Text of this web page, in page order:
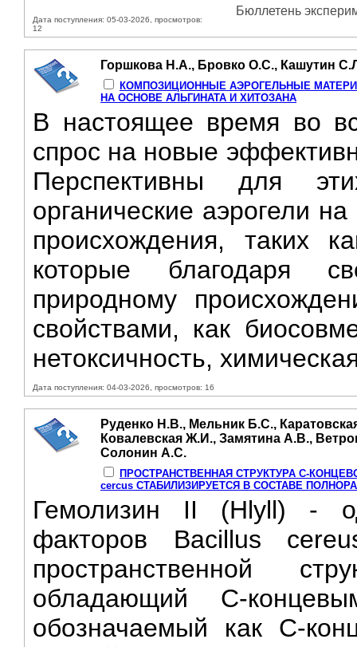
Дата поступления: 05-03-2026, просмотров:
12
Бюллетень
Горшкова Н.А., Бровко О.С., Кашутин
КОМПОЗИЦИОННЫЕ АЭРОГЕЛЬНЫЕ
НА ОСНОВЕ АЛЬГИНАТА И ХИТОЗАНА
В настоящее время во
спрос на новые
Перспективны для
органические аэрогели
происхождения, таких
которые благодаря
природному
свойствами, как
нетоксичность,
Дата поступления: 04-03-2026, просмотров: 16
Руденко Н.В., Мельник Б.С.,
Ковалевская Ж.И., Замятина А.В.,
Солонин А.С.
ПРОСТРАНСТВЕННАЯ СТРУКТУРА С-
cercus СТАБИЛИЗИРУЕТСЯ В СОСТАВЕ
Гемолизин II (Hlyll) -
факторов Bacillus
пространственной
обладающий С-
обозначаемый как С-